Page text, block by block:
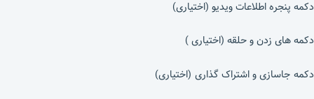
دکمه پنجره اطلاعات ویدیو (اختیاری)
دکمه های زدن و حلقه (اختیاری )
دکمه جاسازی و اشتراک گذاری (اختیاری)